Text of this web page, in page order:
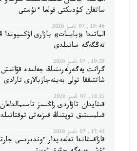
ساتقان كۇدىكتى قولعا ءتۇستى
19:46, 07 تامىز 2026
تەڭگەگە ساتىلدى
19:29, 07 تامىز 2026
گرانت يەگەرلەرىنىڭ جەلىدە
شاتتىققا تولى بەينەجازبالارى تارادى
18:21, 07 تامىز 2026
قىتايدان تاۋاردى زاڭسىز تاسىمالداعان
قىلمىستىق توپتىڭ قىزمەتى
17:43, 07 تامىز 2026
قازاقستاندا تەلەديدار ءوندىرىسى